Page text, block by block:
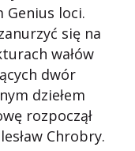
Genius loci.
się na
wałów
dwór
dziełem
rozpoczął
Chrobry.